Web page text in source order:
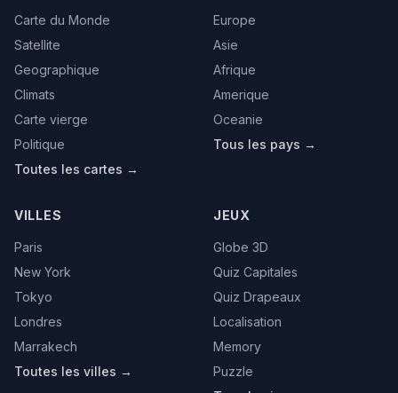
Carte du Monde
Satellite
Geographique
Climats
Carte vierge
Politique
Toutes les cartes →
Europe
Asie
Afrique
Amerique
Oceanie
Tous les pays →
VILLES
Paris
New York
Tokyo
Londres
Marrakech
Toutes les villes →
JEUX
Globe 3D
Quiz Capitales
Quiz Drapeaux
Localisation
Memory
Puzzle